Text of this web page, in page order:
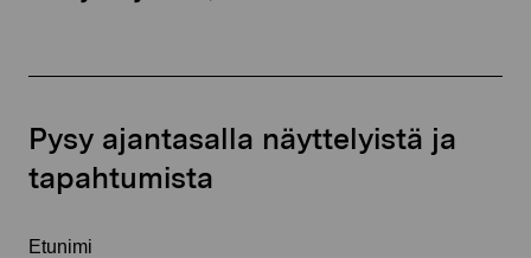
Pysy ajantasalla näyttelyistä ja
tapahtumista
Etunimi